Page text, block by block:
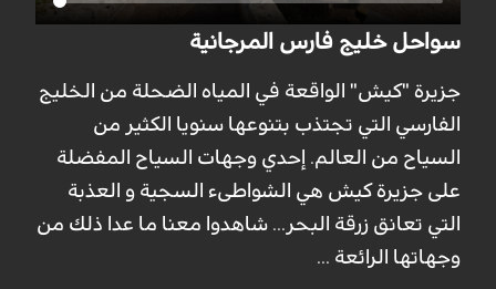
سواحل خليج فارس المرجانية
جزيرة "كيش" الواقعة في المياه الضحلة من الخليج
الفارسي التي تجتذب بتنوعها سنويا الكثير من
السياح من العالم. إحدي وجهات السياح المفضلة
على جزيرة كيش هي الشواطىء السجية و العذبة
التي تعانق زرقة البحر... شاهدوا معنا ما عدا ذلك من
وجهاتها الرائعة ...